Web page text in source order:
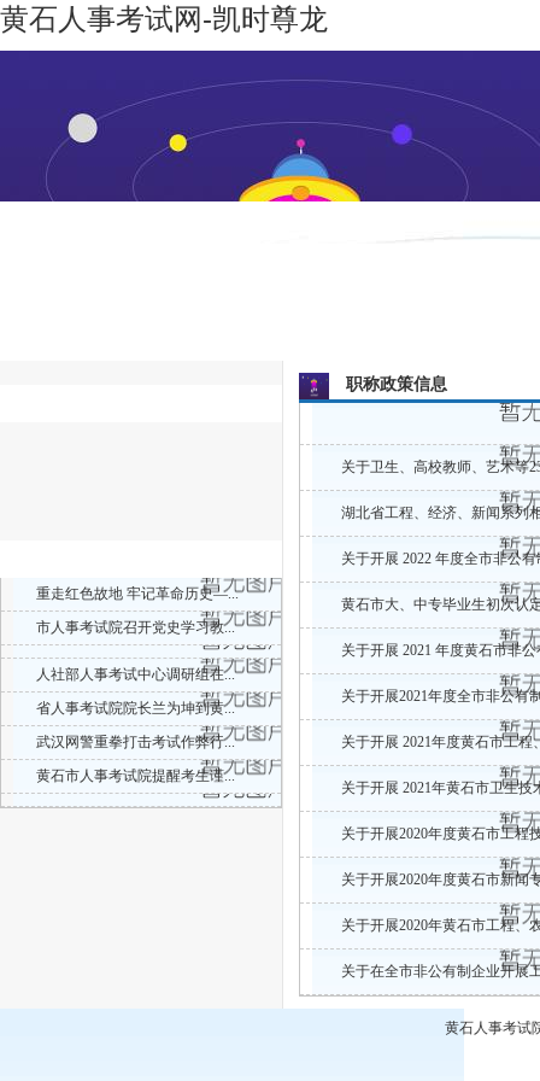
黄石人事考试网-凯时尊龙
重走红色故地 牢记革命历史—...
市人事考试院召开党史学习教...
人社部人事考试中心调研组在...
省人事考试院院长兰为坤到黄...
武汉网警重拳打击考试作弊行...
黄石市人事考试院提醒考生谨...
职称政策信息
关于卫生、高校教师、艺术等
湖北省工程、经济、新闻系列
关于开展 2022 年度全市非公
黄石市大、中专毕业生初次认
关于开展 2021 年度黄石市非
关于开展2021年度全市非公有
关于开展 2021年度黄石市工
关于开展 2021年黄石市卫生
关于开展2020年度黄石市工程
关于开展2020年度黄石市新闻
关于开展2020年黄石市工程、
关于在全市非公有制企业开展
黄石人事考试